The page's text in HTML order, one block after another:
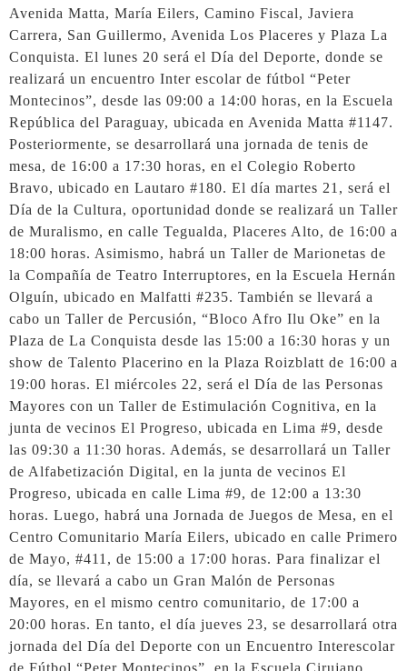
Avenida Matta, María Eilers, Camino Fiscal, Javiera
Carrera, San Guillermo, Avenida Los Placeres y Plaza La
Conquista. El lunes 20 será el Día del Deporte, donde se
realizará un encuentro Inter escolar de fútbol “Peter
Montecinos”, desde las 09:00 a 14:00 horas, en la Escuela
República del Paraguay, ubicada en Avenida Matta #1147.
Posteriormente, se desarrollará una jornada de tenis de
mesa, de 16:00 a 17:30 horas, en el Colegio Roberto
Bravo, ubicado en Lautaro #180. El día martes 21, será el
Día de la Cultura, oportunidad donde se realizará un Taller
de Muralismo, en calle Tegualda, Placeres Alto, de 16:00 a
18:00 horas. Asimismo, habrá un Taller de Marionetas de
la Compañía de Teatro Interruptores, en la Escuela Hernán
Olguín, ubicado en Malfatti #235. También se llevará a
cabo un Taller de Percusión, “Bloco Afro Ilu Oke” en la
Plaza de La Conquista desde las 15:00 a 16:30 horas y un
show de Talento Placerino en la Plaza Roizblatt de 16:00 a
19:00 horas. El miércoles 22, será el Día de las Personas
Mayores con un Taller de Estimulación Cognitiva, en la
junta de vecinos El Progreso, ubicada en Lima #9, desde
las 09:30 a 11:30 horas. Además, se desarrollará un Taller
de Alfabetización Digital, en la junta de vecinos El
Progreso, ubicada en calle Lima #9, de 12:00 a 13:30
horas. Luego, habrá una Jornada de Juegos de Mesa, en el
Centro Comunitario María Eilers, ubicado en calle Primero
de Mayo, #411, de 15:00 a 17:00 horas. Para finalizar el
día, se llevará a cabo un Gran Malón de Personas
Mayores, en el mismo centro comunitario, de 17:00 a
20:00 horas. En tanto, el día jueves 23, se desarrollará otra
jornada del Día del Deporte con un Encuentro Interescolar
de Fútbol “Peter Montecinos”, en la Escuela Cirujano